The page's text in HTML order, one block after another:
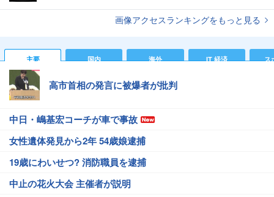
画像アクセスランキングをもっと見る
主要 国内 海外 IT 経済 ス
高市首相の発言に被爆者が批判
中日・嶋基宏コーチが車で事故
女性遺体発見から2年 54歳娘逮捕
19歳にわいせつ? 消防職員を逮捕
中止の花火大会 主催者が説明